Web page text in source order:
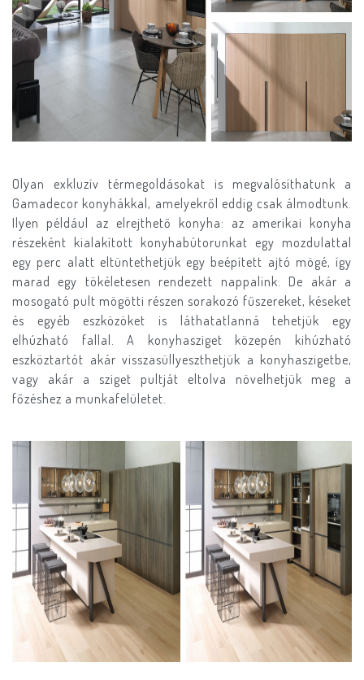
Olyan exkluzív térmegoldásokat is megvalósíthatunk a
Gamadecor konyhákkal, amelyekről eddig csak álmodtunk.
Ilyen például az elrejthető konyha: az amerikai konyha
részeként kialakított konyhabútorunkat egy mozdulattal
egy perc alatt eltüntethetjük egy beépített ajtó mögé, így
marad egy tökéletesen rendezett nappalink. De akár a
mosogató pult mögötti részen sorakozó fűszereket, késeket
és egyéb eszközöket is láthatatlanná tehetjük egy
elhúzható fallal. A konyhasziget közepén kihúzható
eszköztartót akár visszasüllyeszthetjük a konyhaszigetbe,
vagy akár a sziget pultját eltolva növelhetjük meg a
főzéshez a munkafelületet.